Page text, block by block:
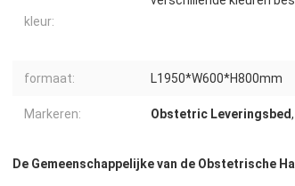
kleur:
formaat: L1950*W600*H800mm
Markeren: Obstetric Leveringsbed,
De Gemeenschappelijke van de Obstetrische